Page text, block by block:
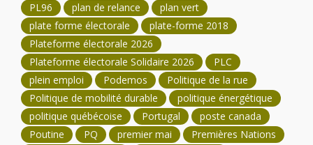
PL96
plan de relance
plan vert
plate forme électorale
plate-forme 2018
Plateforme électorale 2026
Plateforme électorale Solidaire 2026
PLC
plein emploi
Podemos
Politique de la rue
Politique de mobilité durable
politique énergétique
politique québécoise
Portugal
poste canada
Poutine
PQ premier mai
Premières Nations